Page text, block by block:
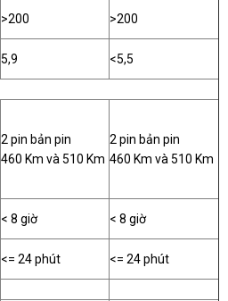
>200 >200
5,9 <5,5
2 pin bản pin
460 Km và 510 Km
2 pin bản pin
460 Km và 510 Km
< 8 giờ < 8 giờ
<= 24 phút <= 24 phút